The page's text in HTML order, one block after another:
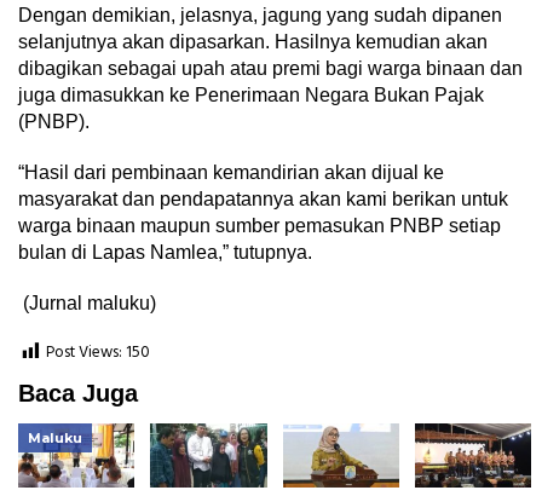
Dengan demikian, jelasnya, jagung yang sudah dipanen
selanjutnya akan dipasarkan. Hasilnya kemudian akan
dibagikan sebagai upah atau premi bagi warga binaan dan
juga dimasukkan ke Penerimaan Negara Bukan Pajak
(PNBP).
“Hasil dari pembinaan kemandirian akan dijual ke
masyarakat dan pendapatannya akan kami berikan untuk
warga binaan maupun sumber pemasukan PNBP setiap
bulan di Lapas Namlea,” tutupnya.
(Jurnal maluku)
Post Views: 150
Baca Juga
Maluku